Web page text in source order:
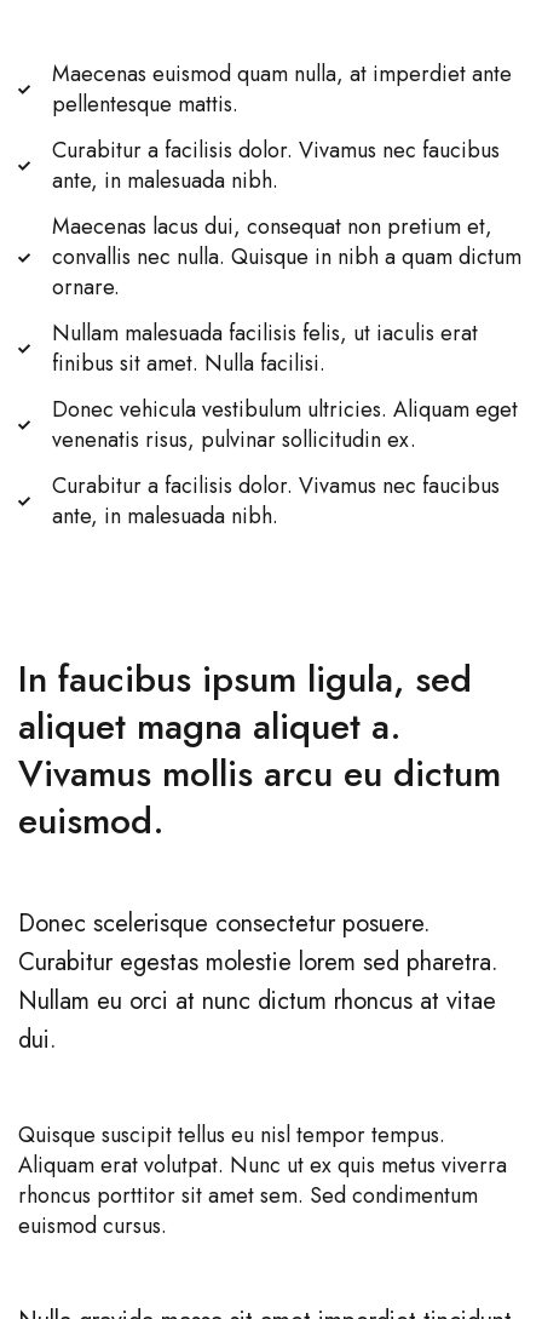
Maecenas euismod quam nulla, at imperdiet ante
pellentesque mattis.
Curabitur a facilisis dolor. Vivamus nec faucibus
ante, in malesuada nibh.
Maecenas lacus dui, consequat non pretium et,
convallis nec nulla. Quisque in nibh a quam dictum
ornare.
Nullam malesuada facilisis felis, ut iaculis erat
finibus sit amet. Nulla facilisi.
Donec vehicula vestibulum ultricies. Aliquam eget
venenatis risus, pulvinar sollicitudin ex.
Curabitur a facilisis dolor. Vivamus nec faucibus
ante, in malesuada nibh.
In faucibus ipsum ligula, sed
aliquet magna aliquet a.
Vivamus mollis arcu eu dictum
euismod.
Donec scelerisque consectetur posuere.
Curabitur egestas molestie lorem sed pharetra.
Nullam eu orci at nunc dictum rhoncus at vitae
dui.
Quisque suscipit tellus eu nisl tempor tempus.
Aliquam erat volutpat. Nunc ut ex quis metus viverra
rhoncus porttitor sit amet sem. Sed condimentum
euismod cursus.